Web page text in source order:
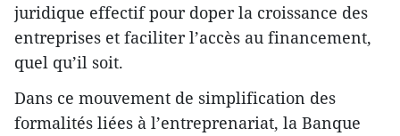
juridique effectif pour doper la croissance des
entreprises et faciliter l’accès au financement,
quel qu’il soit.
Dans ce mouvement de simplification des
formalités liées à l’entreprenariat, la Banque